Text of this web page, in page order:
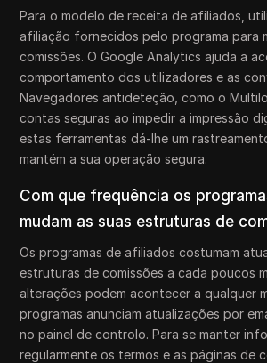
Para o modelo de receita de afiliados,
afiliação fornecidos pelo programa para
comissões. O Google Analytics ajuda a
comportamento dos utilizadores e as
Navegadores antideteção, como o
contas seguras ao impedir a impressão
estas ferramentas dá-lhe um
mantém a sua operação segura.
Com que frequência os
mudam as suas estruturas de
Os programas de afiliados costumam
estruturas de comissões a cada poucos
alterações podem acontecer a qualquer
programas anunciam atualizações por
no painel de controlo. Para se manter
regularmente os termos e as páginas de